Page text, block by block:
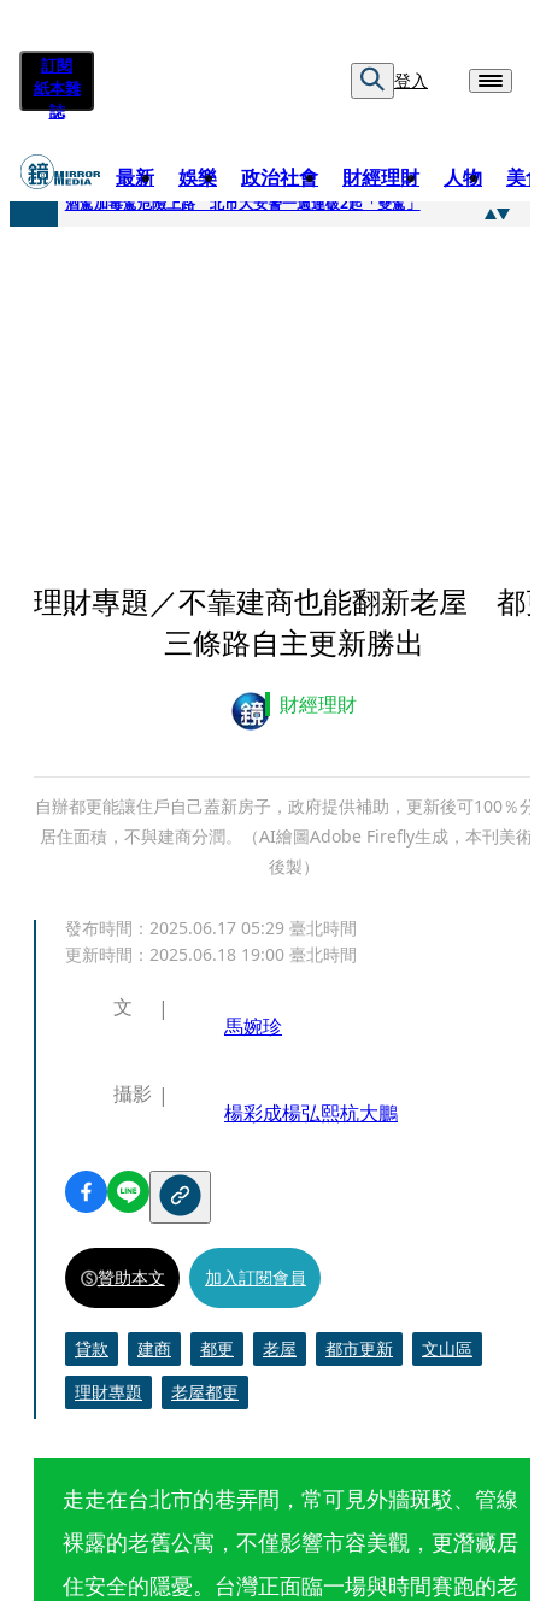
訂閱
紙本雜
誌
登入
最新 娛樂 政治社會 財經理財 人物 美
快訊
酒駕加毒駕危險上路 北市大安警一週連破2起「雙駕」
理財專題／不靠建商也能翻新老屋 都
三條路自主更新勝出
財經理財
自辦都更能讓住戶自己蓋新房子，政府提供補助，更新後可100％
居住面積，不與建商分潤。（AI繪圖Adobe Firefly生成，本刊美術
後製）
發布時間： 2025.06.17 05:29 臺北時間
更新時間： 2025.06.18 19:00 臺北時間
文
馬婉珍
攝影
楊彩成楊弘熙杭大鵬
贊助本文 加入訂閱會員
貸款 建商 都更 老屋 都市更新
文山區
理財專題
老屋都更
走走在台北市的巷弄間，常可見外牆斑駁、管線
裸露的老舊公寓，不僅影響市容美觀，更潛藏居
住安全的隱憂。台灣正面臨一場與時間賽跑的老